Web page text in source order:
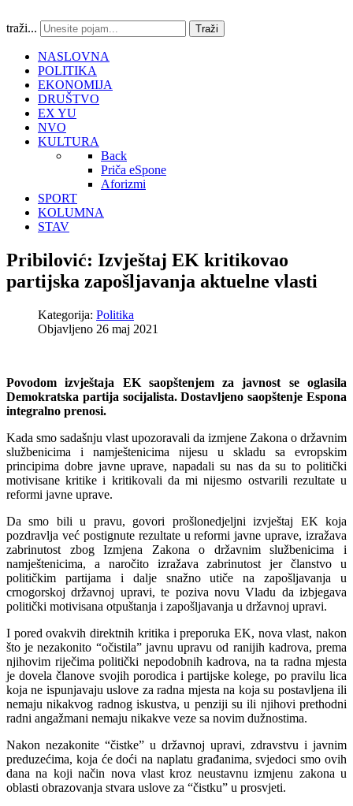
traži... Traži
NASLOVNA
POLITIKA
EKONOMIJA
DRUŠTVO
EX YU
NVO
KULTURA
Back
Priča eSpone
Aforizmi
SPORT
KOLUMNA
STAV
Pribilović: Izvještaj EK kritikovao
partijska zapošljavanja aktuelne vlasti
Kategorija: Politika
Objavljeno 26 maj 2021
Povodom izvještaja EK saopštenjem za javnost se oglasila
Demokratska partija socijalista. Dostavljeno saopštenje Espona
integralno prenosi.
Kada smo sadašnju vlast upozoravali da izmjene Zakona o državnim
službenicima i namještenicima nijesu u skladu sa evropskim
principima dobre javne uprave, napadali su nas da su to politički
motivisane kritike i kritikovali da mi nijesmo ostvarili rezultate u
reformi javne uprave.
Da smo bili u pravu, govori prošlonedjeljni izvještaj EK koja
pozdravlja već postignute rezultate u reformi javne uprave, izražava
zabrinutost zbog Izmjena Zakona o državnim službenicima i
namještenicima, a naročito izražava zabrinutost jer članstvo u
političkim partijama i dalje snažno utiče na zapošljavanja u
crnogorskoj državnoj upravi, te poziva novu Vladu da izbjegava
politički motivisana otpuštanja i zapošljavanja u državnoj upravi.
I pored ovakvih direktnih kritika i preporuka EK, nova vlast, nakon
što je nezakonito “očistila” javnu upravu od ranijih kadrova, prema
njihovim riječima politički nepodobnih kadrova, na ta radna mjesta
je dovela članove svojih porodica i partijske kolege, po pravilu lica
koja ne ispunjavaju uslove za radna mjesta na koja su postavljena ili
nemaju nikakvog radnog iskustva, u penziji su ili njihovi prethodni
radni angažmani nemaju nikakve veze sa novim dužnostima.
Nakon nezakonite “čistke” u državnoj upravi, zdravstvu i javnim
preduzećima, koja će doći na naplatu građanima, svjedoci smo ovih
dana na koji način nova vlast kroz neustavnu izmjenu zakona u
oblasti obrazovanja stvara uslove za “čistku” u prosvjeti.